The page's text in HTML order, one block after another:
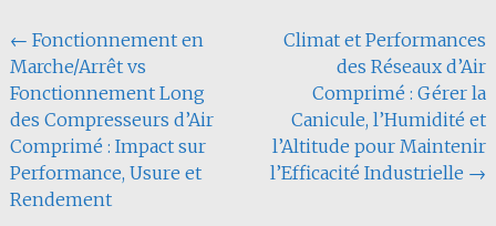
Navigation
de
l'article
← Fonctionnement en
Marche/Arrêt vs
Fonctionnement Long
des Compresseurs d’Air
Comprimé : Impact sur
Performance, Usure et
Rendement
Climat et Performances
des Réseaux d’Air
Comprimé : Gérer la
Canicule, l’Humidité et
l’Altitude pour Maintenir
l’Efficacité Industrielle →